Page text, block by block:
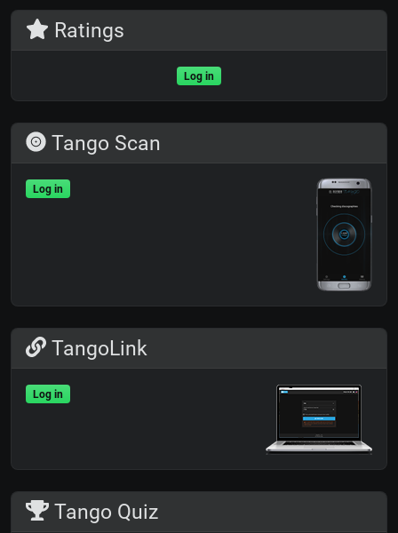
Ratings
Log in
Tango Scan
Log in
TangoLink
Log in
Tango Quiz